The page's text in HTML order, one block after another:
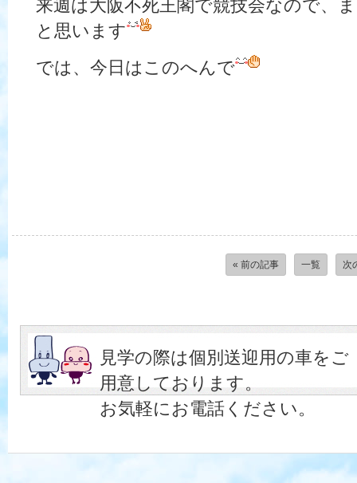
来週は大阪不死王閣で競技会なので、
と思います
では、今日はこのへんで
« 前の記事 一覧 次
見学の際は個別送迎用の車をご
用意しております。
お気軽にお電話ください。